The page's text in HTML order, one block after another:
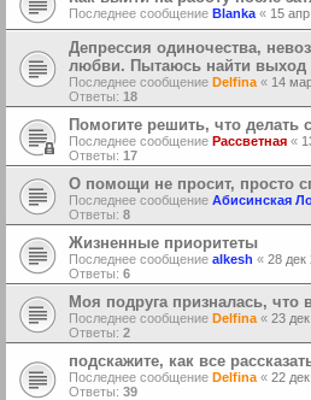
Последнее сообщение Blanka « 15
Депрессия одиночества,
любви. Пытаюсь найти выход
Последнее сообщение Delfina « 14
Ответы: 18
Помогите решить, что делать
Последнее сообщение Рассветная «
Ответы: 17
О помощи не просит, просто
Последнее сообщение Абисинская
Ответы: 8
Жизненные приоритеты
Последнее сообщение alkesh « 28 дек
Ответы: 6
Моя подруга призналась, что
Последнее сообщение Delfina « 23
Ответы: 2
подскажите, как все
Последнее сообщение Delfina « 22
Ответы: 39